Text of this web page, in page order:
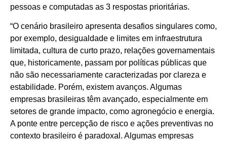
pessoas e computadas as 3 respostas prioritárias.
“O cenário brasileiro apresenta desafios singulares como,
por exemplo, desigualdade e limites em infraestrutura
limitada, cultura de curto prazo, relações governamentais
que, historicamente, passam por políticas públicas que
não são necessariamente caracterizadas por clareza e
estabilidade. Porém, existem avanços. Algumas
empresas brasileiras têm avançado, especialmente em
setores de grande impacto, como agronegócio e energia.
A ponte entre percepção de risco e ações preventivas no
contexto brasileiro é paradoxal. Algumas empresas